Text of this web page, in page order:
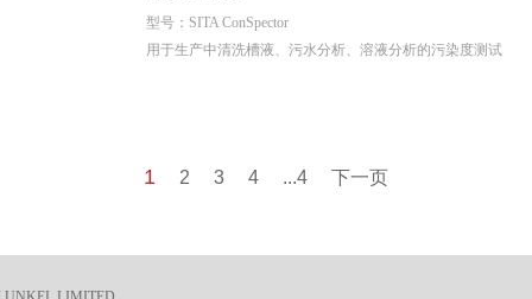
型号：SITA ConSpector
用于生产中清洗槽液、污水分析、溶液分析的污染度测试
1 2 3 4 ...4 下一页